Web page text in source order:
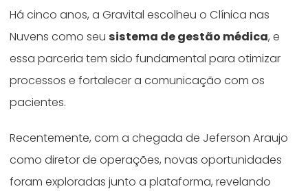
Há cinco anos, a Gravital escolheu o Clínica nas
Nuvens como seusistema de gestão médica, e
essa parceria tem sido fundamental para otimizar
processos e fortalecer a comunicação com os
pacientes.
Recentemente, com a chegada de Jeferson Araujo
como diretor de operações, novas oportunidades
foram exploradas junto a plataforma, revelando